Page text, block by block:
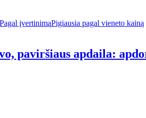
Pagal įvertinimąPigiausia pagal vieneto kainą
paviršiaus apdaila: